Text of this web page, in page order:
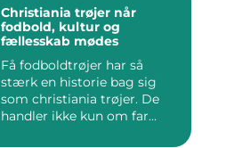
Christiania trøjer når
fodbold, kultur og
fællesskab mødes
Få fodboldtrøjer har så
stærk en historie bag sig
som christiania trøjer. De
handler ikke kun om far...